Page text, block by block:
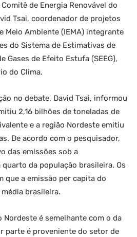
de Energia Renovável do
Tsai, coordenador de projetos
Meio Ambiente (IEMA) integrante
do Sistema de Estimativas de
Gases de Efeito Estufa (SEEG),
do Clima.
no debate, David Tsai, informou
2,16 bilhões de toneladas de
e a região Nordeste emitiu
De acordo com o pesquisador,
das emissões sob a
da população brasileira. Os
que a emissão per capita do
brasileira.
Nordeste é semelhante com o da
parte é proveniente do setor de